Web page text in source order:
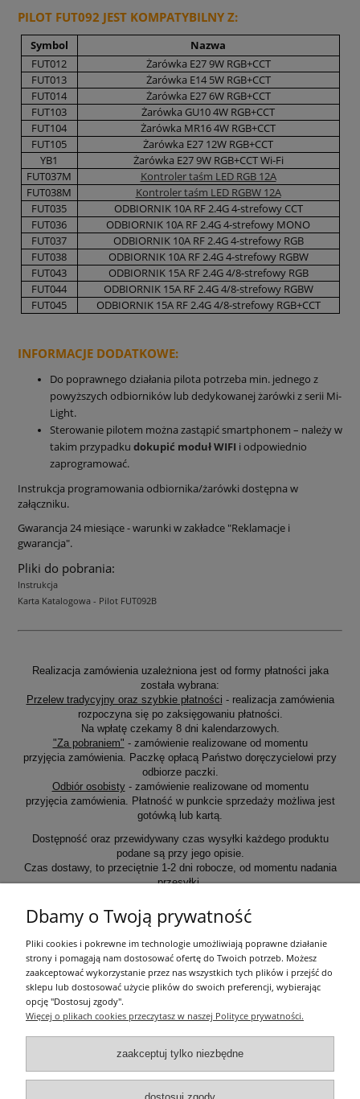
PILOT FUT092 JEST KOMPATYBILNY Z:
Symbol
Nazwa
FUT012
Żarówka E27 9W RGB+CCT
FUT013
Żarówka E14 5W RGB+CCT
FUT014
Żarówka E27 6W RGB+CCT
FUT103
Żarówka GU10 4W RGB+CCT
FUT104
Żarówka MR16 4W RGB+CCT
FUT105
Żarówka E27 12W RGB+CCT
YB1
Żarówka E27 9W RGB+CCT Wi-Fi
FUT037M
Kontroler taśm LED RGB 12A
FUT038M
Kontroler taśm LED RGBW 12A
FUT035
ODBIORNIK 10A RF 2.4G 4-strefowy CCT
FUT036
ODBIORNIK 10A RF 2.4G 4-strefowy MONO
FUT037
ODBIORNIK 10A RF 2.4G 4-strefowy RGB
FUT038
ODBIORNIK 10A RF 2.4G 4-strefowy RGBW
FUT043
ODBIORNIK 15A RF 2.4G 4/8-strefowy RGB
FUT044
ODBIORNIK 15A RF 2.4G 4/8-strefowy RGBW
FUT045
ODBIORNIK 15A RF 2.4G 4/8-strefowy RGB+CCT
INFORMACJE DODATKOWE:
Do poprawnego działania pilota potrzeba min. jednego z
powyższych odbiorników lub dedykowanej żarówki z serii Mi-
Light.
Sterowanie pilotem można zastąpić smartphonem – należy w
takim przypadku dokupić moduł WIFI i odpowiednio
zaprogramować.
Instrukcja programowania odbiornika/żarówki dostępna w
załączniku.
Gwarancja 24 miesiące - warunki w zakładce "Reklamacje i
gwarancja".
Pliki do pobrania:
Instrukcja
Karta Katalogowa - Pilot FUT092B
Realizacja zamówienia uzależniona jest od formy płatności jaka
została wybrana:
Przelew tradycyjny oraz szybkie płatności - realizacja zamówienia
rozpoczyna się po zaksięgowaniu płatności.
Na wpłatę czekamy 8 dni kalendarzowych.
"Za pobraniem" - zamówienie realizowane od momentu
przyjęcia zamówienia. Paczkę opłacą Państwo doręczycielowi przy
odbiorze paczki.
Odbiór osobisty- zamówienie realizowane od momentu
przyjęcia zamówienia. Płatność w punkcie sprzedaży możliwa jest
gotówką lub kartą.
Dostępność oraz przewidywany czas wysyłki każdego produktu
podane są przy jego opisie.
Czas dostawy, to przeciętnie 1-2 dni robocze, od momentu nadania
przesyłki.
Informacje ogólne
Zakupy
Moje konto
Pozostałe
Dbamy o Twoją prywatność
Pliki cookies i pokrewne im technologie umożliwiają poprawne działanie
strony i pomagają nam dostosować ofertę do Twoich potrzeb. Możesz
zaakceptować wykorzystanie przez nas wszystkich tych plików i przejść do
sklepu lub dostosować użycie plików do swoich preferencji, wybierając
opcję "Dostosuj zgody".
Więcej o plikach cookies przeczytasz w naszej Polityce prywatności.
zaakceptuj tylko niezbędne